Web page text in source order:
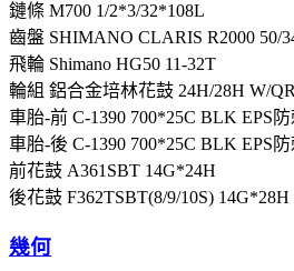
鏈條 M700 1/2*3/32*108L
齒盤 SHIMANO CLARIS R2000 50/
飛輪 Shimano HG50 11-32T
輪組 鋁合金培林花鼓 24H/28H W/QR
車胎-前 C-1390 700*25C BLK EPS防
車胎-後 C-1390 700*25C BLK EPS防
前花鼓 A361SBT 14G*24H
後花鼓 F362TSBT(8/9/10S) 14G*28H
幾何